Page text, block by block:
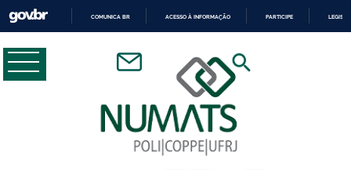
CONTEÚDO
COMUNICA BR ACESSO À INFORMAÇÃO PARTICIPE